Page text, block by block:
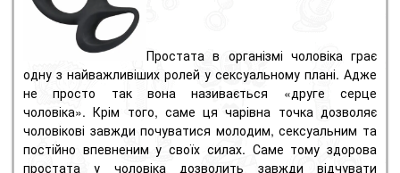
Простата в організмі чоловіка грає
одну з найважливіших ролей у сексуальному плані. Адже
не просто так вона називається «друге серце
чоловіка». Крім того, саме ця чарівна точка дозволяє
чоловікові завжди почуватися молодим, сексуальним та
постійно впевненим у своїх силах. Саме тому здорова
простата у чоловіка дозволить завжди відчувати